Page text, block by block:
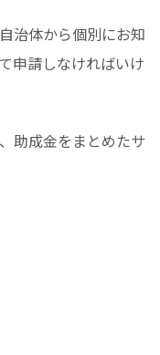
治体から個別にお知
申請しなければいけ
助成金をまとめたサ